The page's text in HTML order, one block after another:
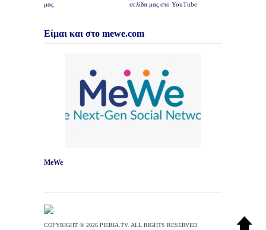
μας
σελίδα μας στο YouTube
Είμαι και στο mewe.com
MeWe
COPYRIGHT © 2026 PIERIA.TV. ALL RIGHTS RESERVED.